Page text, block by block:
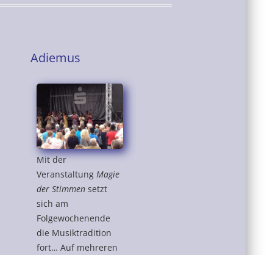
Adiemus
Mit der
Veranstaltung Magie
der Stimmen setzt
sich am
Folgewochenende
die Musiktradition
fort… Auf mehreren